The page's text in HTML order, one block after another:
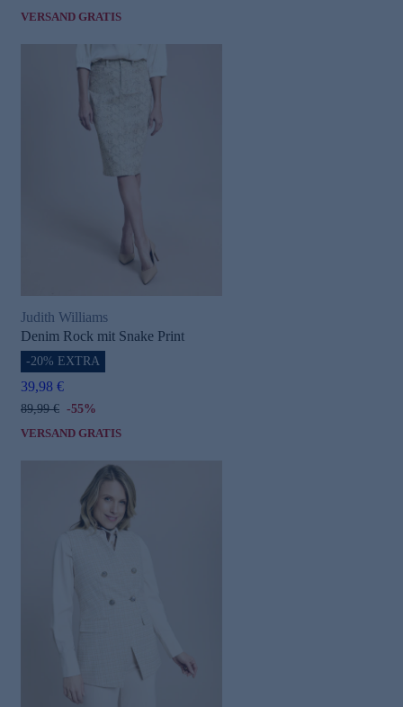
VERSAND GRATIS
Judith Williams
Denim Rock mit Snake Print
-20% EXTRA
39,98 €
89,99 € -55%
VERSAND GRATIS